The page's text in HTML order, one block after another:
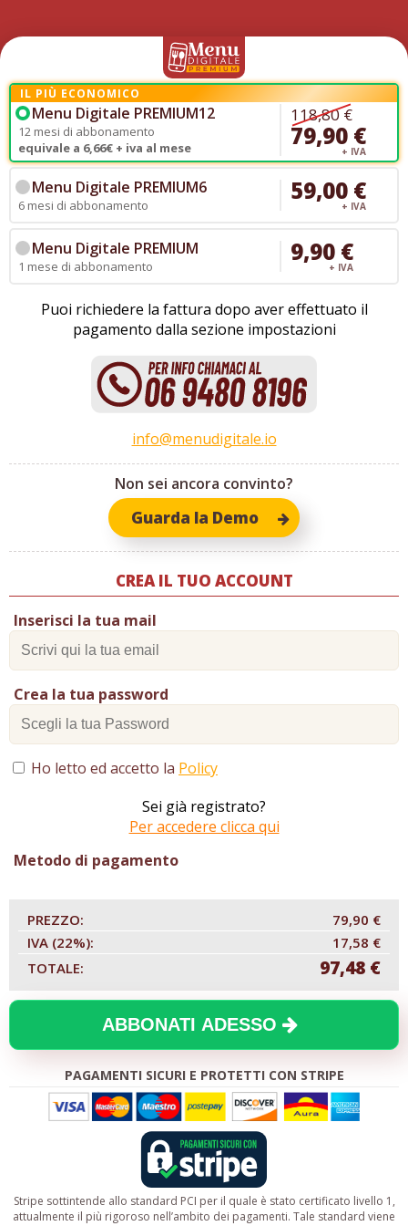
IL PIÙ ECONOMICO
Menu Digitale PREMIUM12
12 mesi di abbonamento
equivale a 6,66€ + iva al mese
118,80 €
79,90 €
+ IVA
Menu Digitale PREMIUM6
6 mesi di abbonamento 59,00 €
+ IVA
Menu Digitale PREMIUM
1 mese di abbonamento 9,90 €
+ IVA
Puoi richiedere la fattura dopo aver effettuato il
pagamento dalla sezione impostazioni
info@menudigitale.io
Non sei ancora convinto?
Guarda la Demo
CREA IL TUO ACCOUNT
Inserisci la tua mail
Crea la tua password
Ho letto ed accetto la Policy
Sei già registrato?
Per accedere clicca qui
Metodo di pagamento
PREZZO:
79,90 €
IVA (22%):
17,58 €
TOTALE:
97,48 €
ABBONATI ADESSO
PAGAMENTI SICURI E PROTETTI CON STRIPE
Stripe sottintende allo standard PCI per il quale è stato certificato livello 1,
attualmente il più rigoroso nell’ambito dei pagamenti. Tale standard viene